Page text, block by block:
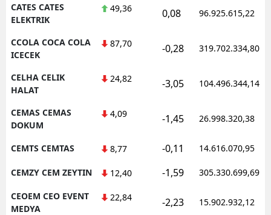
CATES CATES
ELEKTRIK
49,36 0,08 96.925.615,22
CCOLA COCA COLA
ICECEK
87,70 -0,28 319.702.334,80
CELHA CELIK
HALAT
24,82 -3,05 104.496.344,14
CEMAS CEMAS
DOKUM
4,09 -1,45 26.998.320,38
CEMTS CEMTAS 8,77 -0,11 14.616.070,95
CEMZY CEM ZEYTIN 12,40 -1,59 305.330.699,69
CEOEM CEO EVENT
MEDYA
22,84 -2,23 15.902.932,12